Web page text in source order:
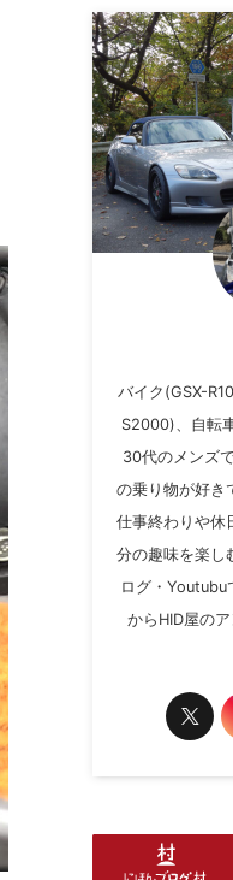
バイク(GSX-
S2000)、自転
30代のメンズ
の乗り物が好き
仕事終わりや休
分の趣味を楽し
ログ・
からHID屋の